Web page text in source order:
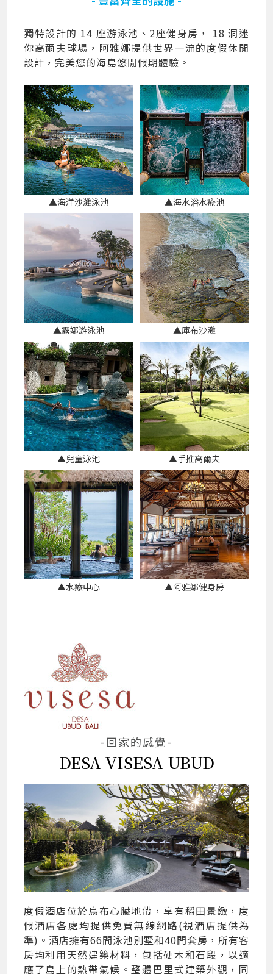
獨特設計的 14 座游泳池、2座健身房， 18 洞迷
你高爾夫球場，阿雅娜提供世界一流的度假休閒
設計，完美您的海島悠閒假期體驗。
▲海洋沙灘泳池 ▲海水浴水療池
▲露娜游泳池 ▲庫布沙灘
▲兒童泳池 ▲手推高爾夫
▲水療中心 ▲阿雅娜健身房
-回家的感覺-
DESA VISESA UBUD
度假酒店位於烏布心臟地帶，享有稻田景緻，度
假酒店各處均提供免費無線網路(視酒店提供為
準)。酒店擁有66間泳池別墅和40間套房，所有客
房均利用天然建築材料，包括硬木和石段，以適
應了島上的熱帶氣候。整體巴里式建築外觀，同